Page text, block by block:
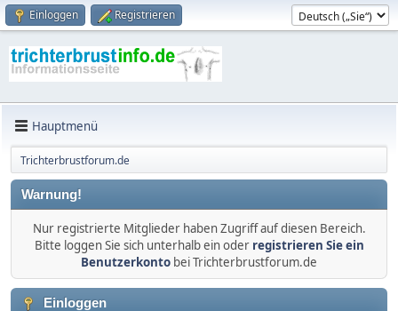
Einloggen Registrieren
Hauptmenü
Trichterbrustforum.de
Warnung!
Nur registrierte Mitglieder haben Zugriff auf diesen Bereich.
Bitte loggen Sie sich unterhalb ein oder registrieren Sie ein
Benutzerkonto bei Trichterbrustforum.de
Einloggen